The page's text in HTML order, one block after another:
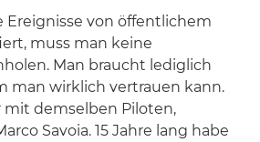
Ereignisse von öffentlichem
muss man keine
Man braucht lediglich
man wirklich vertrauen kann.
demselben Piloten,
Savoia. 15 Jahre lang habe